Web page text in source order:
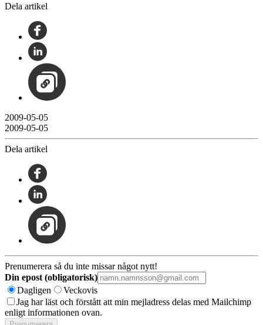
Dela artikel
2009-05-05
2009-05-05
Dela artikel
Prenumerera så du inte missar något nytt!
Din epost (obligatorisk)
Dagligen
Veckovis
Jag har läst och förstått att min mejladress delas med Mailchimp
enligt informationen ovan.